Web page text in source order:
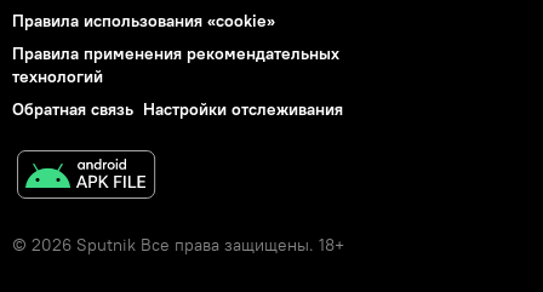
Правила использования «cookie»
Правила применения рекомендательных
технологий
Обратная связь Настройки отслеживания
© 2026 Sputnik Все права защищены. 18+